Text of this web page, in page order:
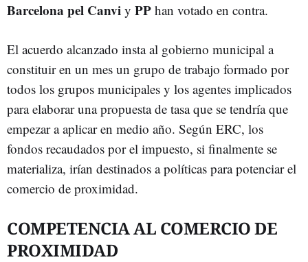
Barcelona pel Canvi y PP han votado en contra.
El acuerdo alcanzado insta al gobierno municipal a
constituir en un mes un grupo de trabajo formado por
todos los grupos municipales y los agentes implicados
para elaborar una propuesta de tasa que se tendría que
empezar a aplicar en medio año. Según ERC, los
fondos recaudados por el impuesto, si finalmente se
materializa, irían destinados a políticas para potenciar el
comercio de proximidad.
COMPETENCIA AL COMERCIO DE
PROXIMIDAD